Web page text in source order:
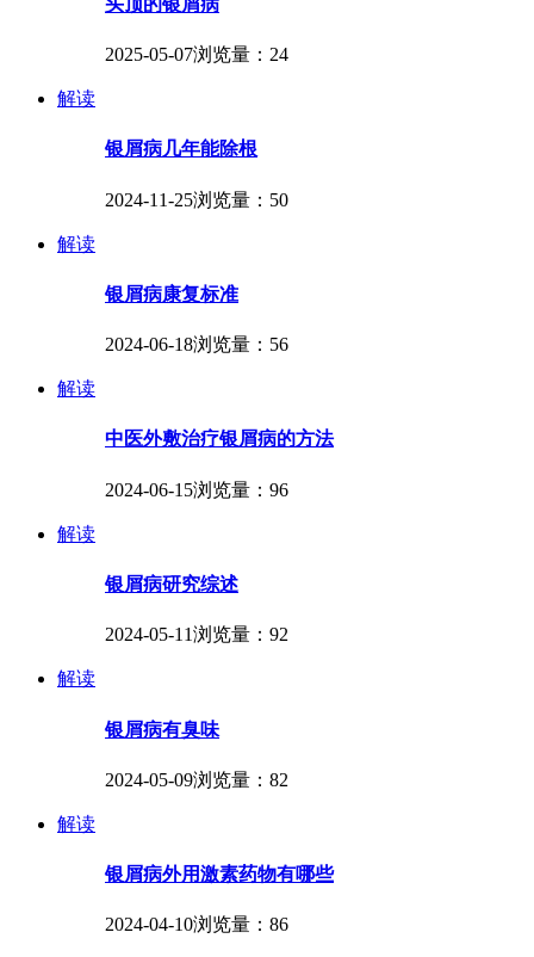
2025-05-07浏览量：24
解读
银屑病几年能除根
2024-11-25浏览量：50
解读
银屑病康复标准
2024-06-18浏览量：56
解读
中医外敷治疗银屑病的方法
2024-06-15浏览量：96
解读
银屑病研究综述
2024-05-11浏览量：92
解读
银屑病有臭味
2024-05-09浏览量：82
解读
银屑病外用激素药物有哪些
2024-04-10浏览量：86